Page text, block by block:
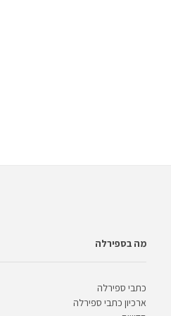
מה בספירלה
כתבי ספירלה
ארכיון כתבי ספירלה